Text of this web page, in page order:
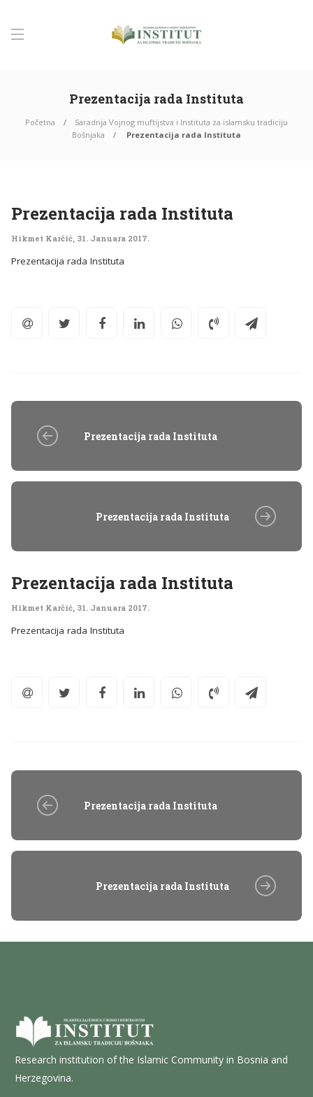
Prezentacija rada Instituta
Početna
Saradnja Vojnog muftijstva i Instituta za islamsku tradiciju
Bošnjaka
Prezentacija rada Instituta
Prezentacija rada Instituta
Hikmet Karčić, 31. Januara 2017.
Prezentacija rada Instituta
Prezentacija rada Instituta
Prezentacija rada Instituta
Prezentacija rada Instituta
Hikmet Karčić, 31. Januara 2017.
Prezentacija rada Instituta
Prezentacija rada Instituta
Prezentacija rada Instituta
Research institution of the Islamic Community in Bosnia and
Herzegovina.